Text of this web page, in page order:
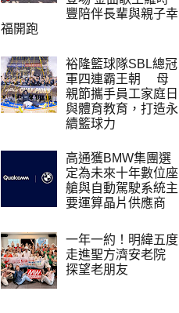
豐陪伴長輩與親子幸
福開跑
裕隆籃球隊SBL總冠
軍四連霸王朝 母
親節攜手員工家庭日
與體育教育，打造永
續籃球力
高通獲BMW集團選
定為未來十年數位座
艙與自動駕駛系統主
要運算晶片供應商
一年一約！明緯五度
走進聖方濟安老院
探望老朋友